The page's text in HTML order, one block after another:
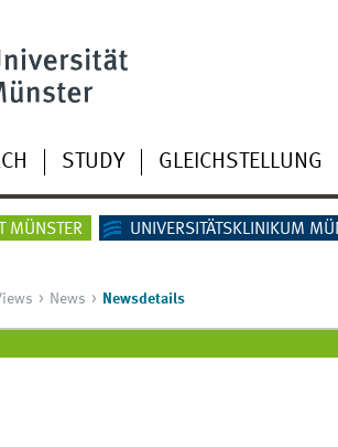
STUDY GLEICHSTELLUNG
MÜNSTER UNIVERSITÄTSKLINIKUM
News Newsdetails